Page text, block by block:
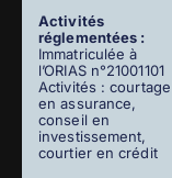
Activités
réglementées :
Immatriculée à
l’ORIAS n°21001101
Activités : courtage
en assurance,
conseil en
investissement,
courtier en crédit